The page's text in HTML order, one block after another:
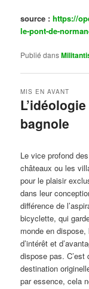
source :https://
le-pont-de-
Publié dans
bagnole
MIS EN AVANT
Le vice profond
châteaux ou les
pour le plaisir
dans leur
différence de
bicyclette, qui
monde en
d’intérêt et
dispose pas.
destination
par essence, cela